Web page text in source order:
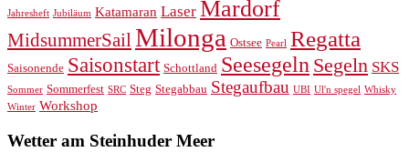
Jahresheft Jubiläum Katamaran Laser Mardorf
MidsummerSailMilonga Ostsee Pearl Regatta
Saisonende Saisonstart Schottland Seesegeln Segeln SKS
Sommer Sommerfest SRC Steg Stegabbau Stegaufbau UBI Ul'n spegel Whisky
Winter Workshop
Wetter am Steinhuder Meer